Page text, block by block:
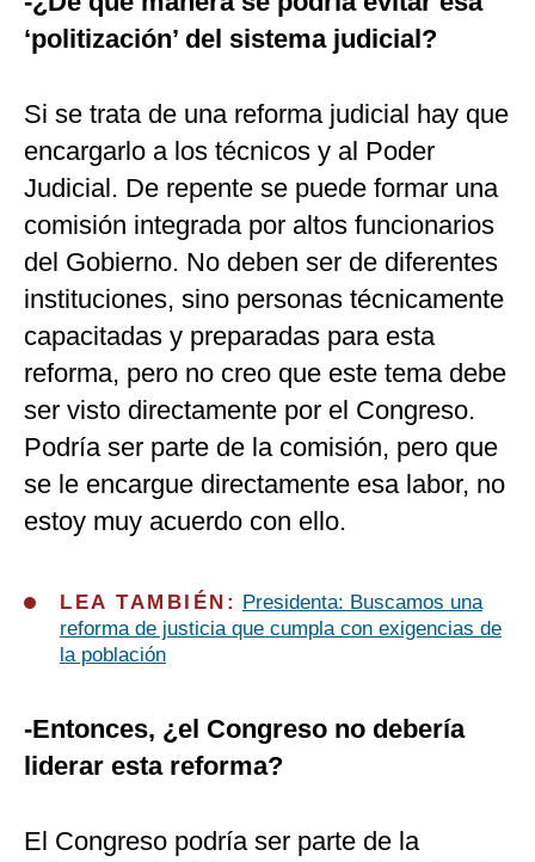
‘politización’ del sistema judicial?
Si se trata de una reforma judicial hay que
encargarlo a los técnicos y al Poder
Judicial. De repente se puede formar una
comisión integrada por altos funcionarios
del Gobierno. No deben ser de diferentes
instituciones, sino personas técnicamente
capacitadas y preparadas para esta
reforma, pero no creo que este tema debe
ser visto directamente por el Congreso.
Podría ser parte de la comisión, pero que
se le encargue directamente esa labor, no
estoy muy acuerdo con ello.
LEA TAMBIÉN:
Presidenta: Buscamos una
reforma de justicia que cumpla con exigencias de
la población
-Entonces, ¿el Congreso no debería
liderar esta reforma?
El Congreso podría ser parte de la